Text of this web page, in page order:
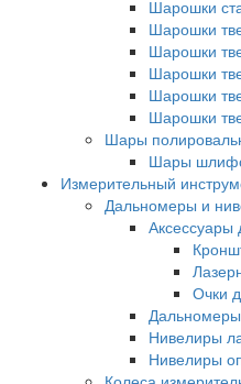
Шарошки
Шарошки
Шарошки
Шарошки
Шарошки
Шарошки
Шары
Шары
Измерительный
Дальномеры и
Аксессуары
Очки
Нивелиры
Нивелиры